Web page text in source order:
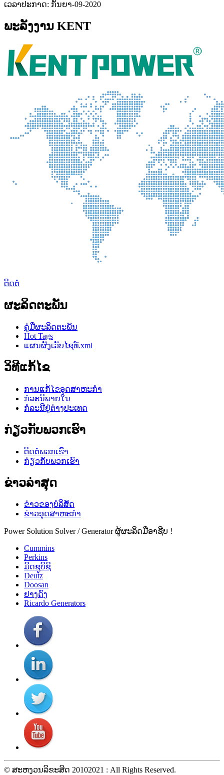
ເວລາປະກາດ: ກັນຍາ-09-2020
ພະລັງງານ KENT
ຕິດຕໍ່
ຜະ​ລິດ​ຕະ​ພັນ
ຄູ່ມືຜະລິດຕະພັນ
Hot Tags
ແຜນຜັງເວັບໄຊທ໌.xml
ວິທີແກ້ໄຂ
ການແກ້ໄຂອຸດສາຫະກໍາ
ກໍລະນີພາຍໃນ
ກໍລະນີຢູ່ຕ່າງປະເທດ
ກ່ຽວ​ກັບ​ພວກ​ເຮົາ
ຕິດ​ຕໍ່​ພວກ​ເຮົາ
ກ່ຽວ​ກັບ​ພວກ​ເຮົາ
ຂ່າວ​ລ່າ​ສຸດ
ຂ່າວຂອງບໍລິສັດ
ຂ່າວອຸດສາຫະກໍາ
Power Solution Solver / Generator ຜູ້ຜະລິດມືອາຊີບ !
Cummins
Perkins
ມິດຊູບິຊິ
Deutz
Doosan
ຢາງດົງ
Ricardo Generators
© ສະຫງວນລິຂະສິດ 20102021 : All Rights Reserved.